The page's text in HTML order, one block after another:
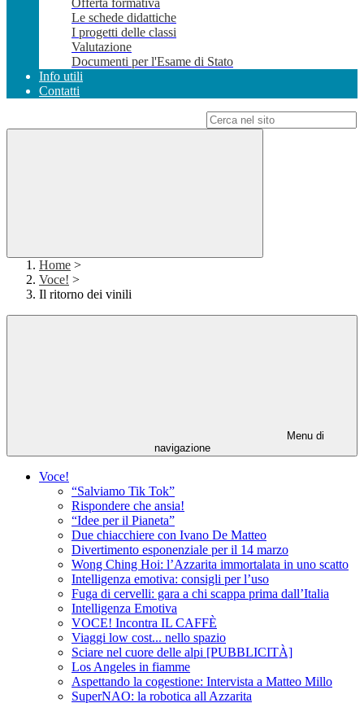
Offerta formativa
Le schede didattiche
I progetti delle classi
Valutazione
Documenti per l'Esame di Stato
Info utili
Contatti
Home >
Voce! >
Il ritorno dei vinili
Menu di
navigazione
Voce!
“Salviamo Tik Tok”
Rispondere che ansia!
“Idee per il Pianeta”
Due chiacchiere con Ivano De Matteo
Divertimento esponenziale per il 14 marzo
Wong Ching Hoi: l’Azzarita immortalata in uno scatto
Intelligenza emotiva: consigli per l’uso
Fuga di cervelli: gara a chi scappa prima dall’Italia
Intelligenza Emotiva
VOCE! Incontra IL CAFFÈ
Viaggi low cost... nello spazio
Sciare nel cuore delle alpi [PUBBLICITÀ]
Los Angeles in fiamme
Aspettando la cogestione: Intervista a Matteo Millo
SuperNAO: la robotica all Azzarita